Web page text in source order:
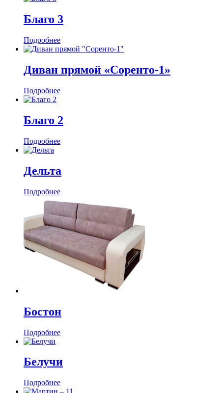
Благо 3
Подробнее
Диван прямой «Соренто-1»
Подробнее
Благо 2
Подробнее
Дельта
Подробнее
Бостон
Подробнее
Белучи
Подробнее